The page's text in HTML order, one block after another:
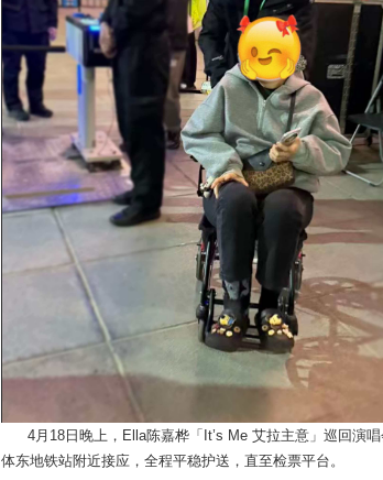
4月18日晚上，Ella陈嘉桦「It’s Me 艾拉主意」巡回演
体东地铁站附近接应，全程平稳护送，直至检票平台。